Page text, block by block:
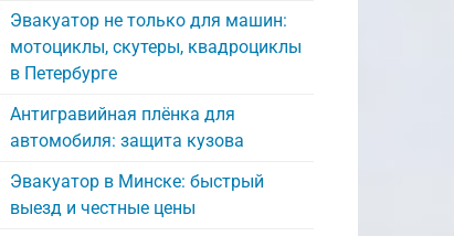
Эвакуатор не только для машин:
мотоциклы, скутеры, квадроциклы
в Петербурге
Антигравийная плёнка для
автомобиля: защита кузова
Эвакуатор в Минске: быстрый
выезд и честные цены